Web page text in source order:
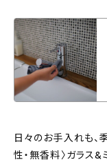
「国内大手メーカー採用
イバークロスの発売
日々のお手入れも、
性・無香料〉ガラス